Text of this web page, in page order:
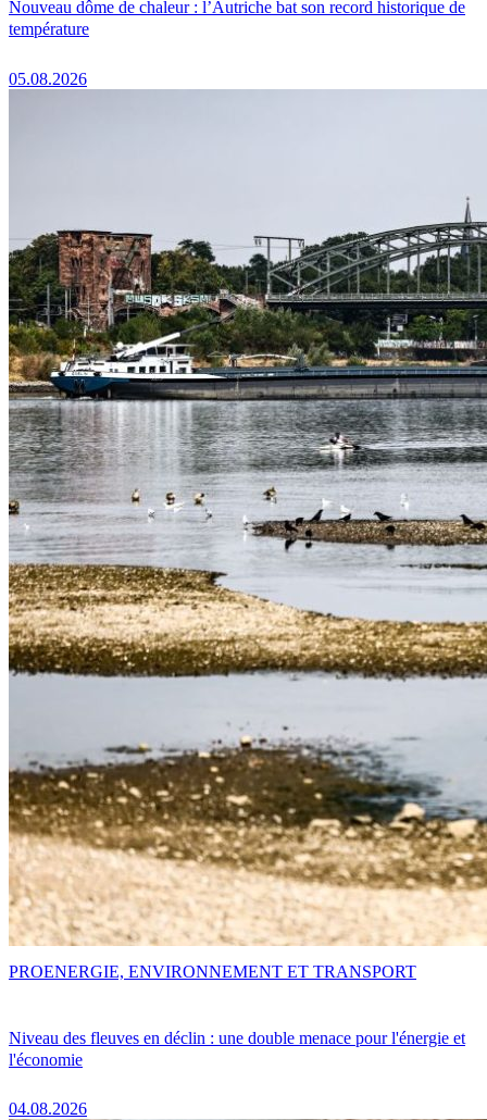
Nouveau dôme de chaleur : l’Autriche bat son record historique de
température
05.08.2026
Niveau des fleuves en déclin : une double menace pour l'énergie et
l'économie
04.08.2026
PROENERGIE, ENVIRONNEMENT ET TRANSPORT